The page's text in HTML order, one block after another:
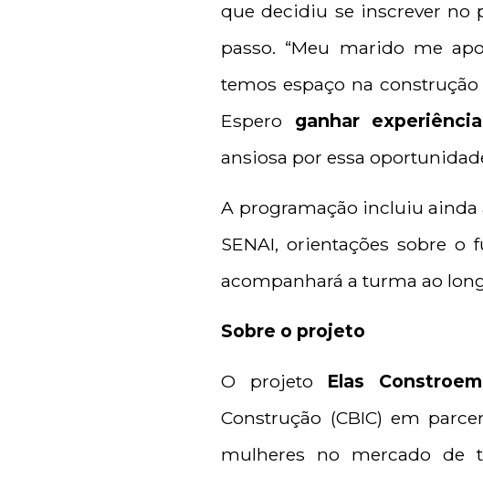
que decidiu se inscrever no
passo. “Meu marido me
temos espaço na
Espero ganhar experiência
ansiosa por essa
A programação incluiu ainda
SENAI, orientações sobre
acompanhará a turma ao
Sobre o projeto
O projeto Elas Constroem
Construção (CBIC) em
mulheres no mercado de